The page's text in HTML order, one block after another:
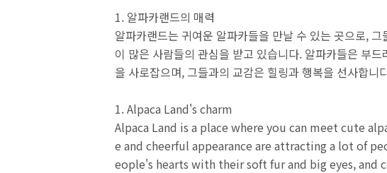
1. 알파카랜드의 매력
알파카랜드는 귀여운 알파카들을 만날 수 있는 곳으로,
이 많은 사람들의 관심을 받고 있습니다. 알파카들은 부
을 사로잡으며, 그들과의 교감은 힐링과 행복을 선사합니
1. Alpaca Land's charm
Alpaca Land is a place where you can meet cute
e and cheerful appearance are attracting a lot of
eople's hearts with their soft fur and big eyes,